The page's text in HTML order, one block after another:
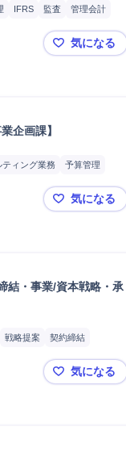
IFRS 監査
管理会計
楽天
気になる
企画課】
ティング業務
予算管理
楽天
気になる
結・事業/資本戦略・承
戦略提案
契約締結
M&A
気になる